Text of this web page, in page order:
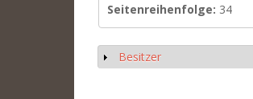
Seitenreihenfolge: 34
Anzeigen
Besitzer